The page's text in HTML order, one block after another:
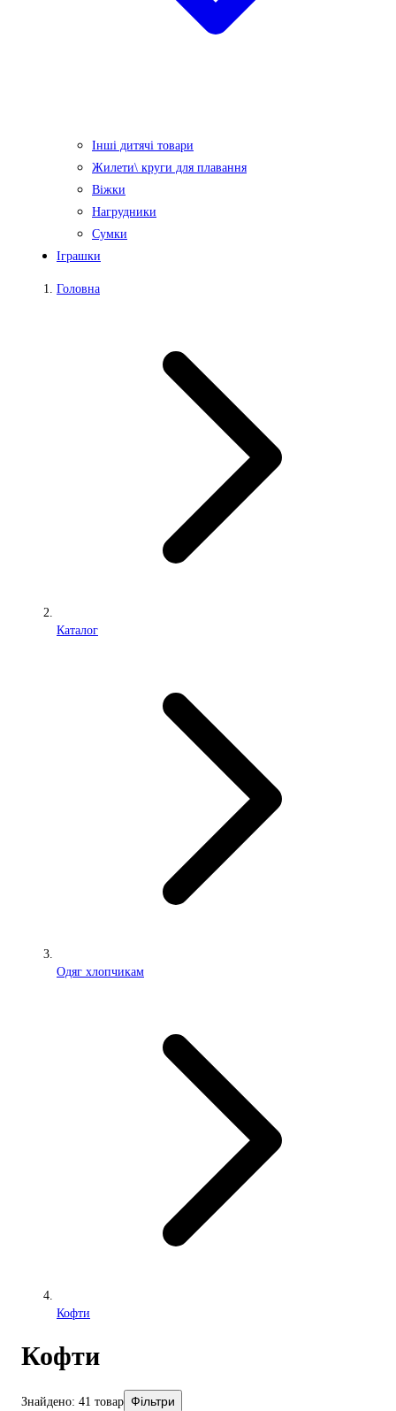
Інші дитячі товари
Жилети\ круги для плавання
Віжки
Нагрудники
Сумки
Іграшки
Головна
Каталог
Одяг хлопчикам
Кофти
Кофти
Знайдено: 41 товар Фільтри